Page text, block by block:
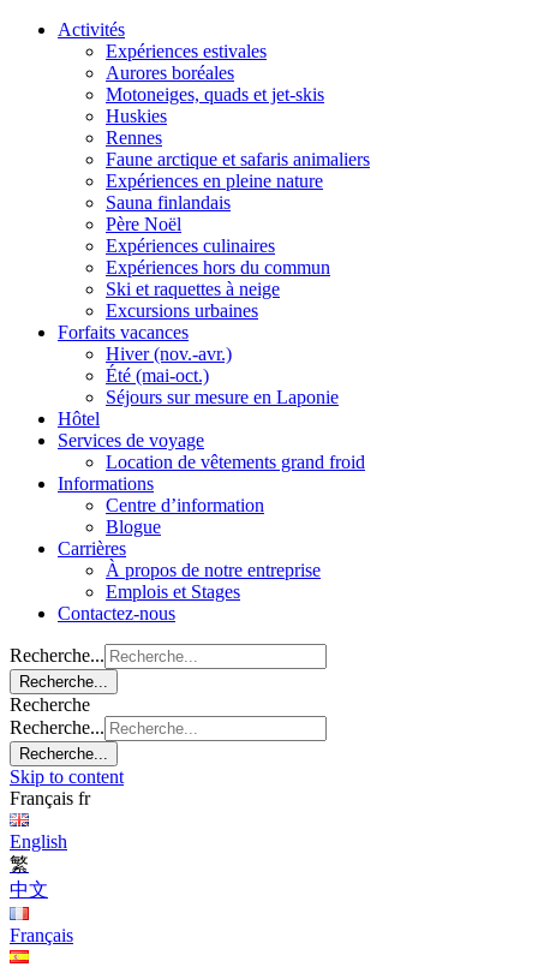
Activités
Expériences estivales
Aurores boréales
Motoneiges, quads et jet-skis
Huskies
Rennes
Faune arctique et safaris animaliers
Expériences en pleine nature
Sauna finlandais
Père Noël
Expériences culinaires
Expériences hors du commun
Ski et raquettes à neige
Excursions urbaines
Forfaits vacances
Hiver (nov.-avr.)
Été (mai-oct.)
Séjours sur mesure en Laponie
Hôtel
Services de voyage
Location de vêtements grand froid
Informations
Centre d’information
Blogue
Carrières
À propos de notre entreprise
Emplois et Stages
Contactez-nous
Recherche...
Recherche...
Recherche
Recherche...
Recherche...
Skip to content
Français fr
English
繁
中文
Français